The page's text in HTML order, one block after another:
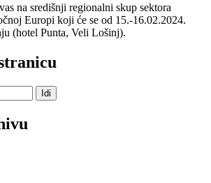
na središnji regionalni skup sektora
Europi koji će se od 15.-16.02.2024.
(hotel Punta, Veli Lošinj).